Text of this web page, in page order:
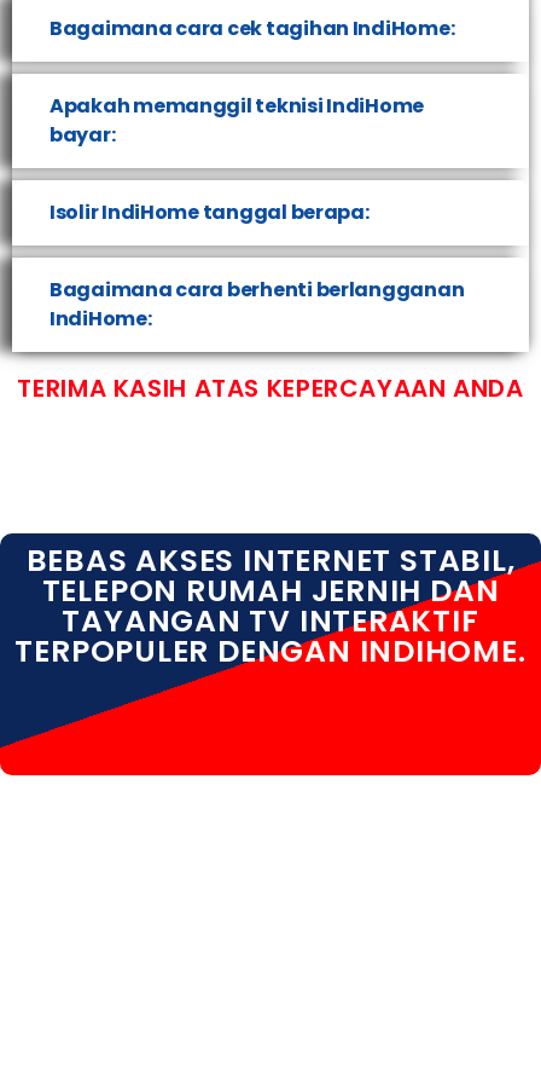
Bagaimana cara cek tagihan IndiHome:
Apakah memanggil teknisi IndiHome
bayar:
Isolir IndiHome tanggal berapa:
Bagaimana cara berhenti berlangganan
IndiHome:
TERIMA KASIH ATAS KEPERCAYAAN ANDA
BEBAS AKSES INTERNET STABIL,
TELEPON RUMAH JERNIH DAN
TAYANGAN TV INTERAKTIF
TERPOPULER DENGAN INDIHOME.